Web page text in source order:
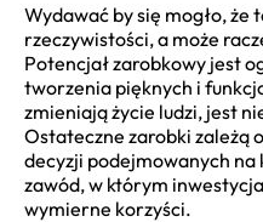
Wydawać by się mogło, że
rzeczywistości, a może
Potencjał zarobkowy jest
tworzenia pięknych i
zmieniają życie ludzi, jest
Ostateczne zarobki zależą
decyzji podejmowanych
zawód, w którym
wymierne korzyści.